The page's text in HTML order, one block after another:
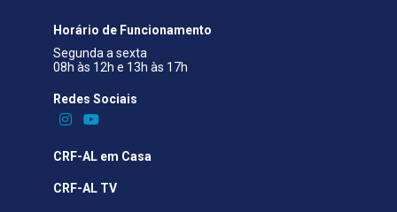
Horário de Funcionamento
Segunda a sexta
08h às 12h e 13h às 17h
Redes Sociais​
CRF-AL em Casa
CRF-AL TV